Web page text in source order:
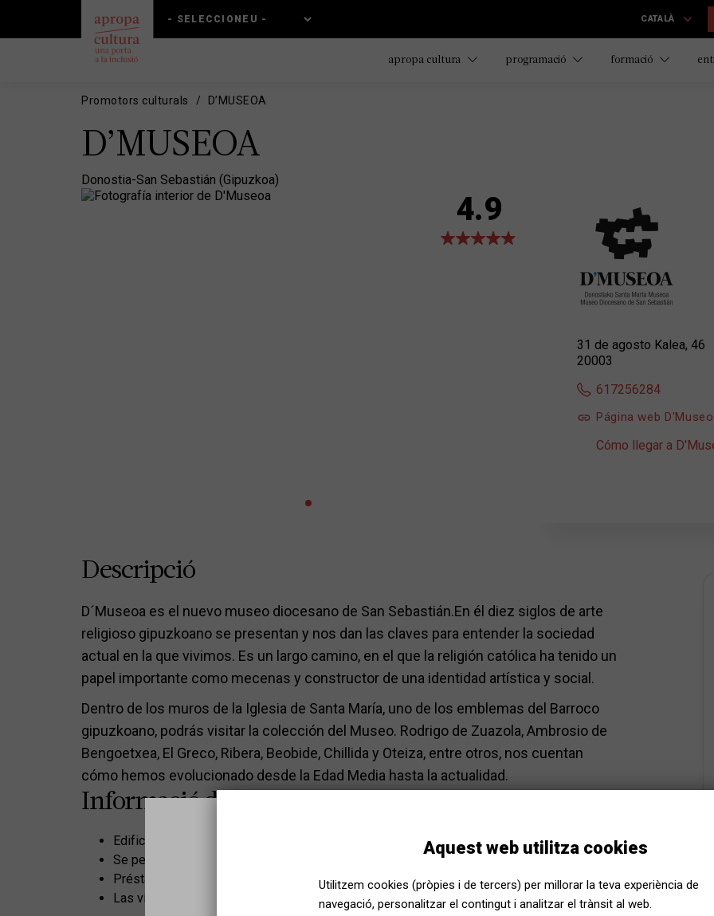
contingut
main
CATALÀ
apropa cultura programació formació
Promotors culturals D’MUSEOA
D’MUSEOA
Donostia-San Sebastián (Gipuzkoa)
4.9
31 de agosto Kalea, 46
20003
617256284
Página web
Cómo llegar a
Descripció
D´Museoa es el nuevo museo diocesano de San Sebastián.En él diez siglos de arte
religioso gipuzkoano se presentan y nos dan las claves para entender la sociedad
actual en la que vivimos. Es un largo camino, en el que la religión católica ha tenido un
papel importante como mecenas y constructor de una identidad artística y social.
Dentro de los muros de la Iglesia de Santa María, uno de los emblemas del Barroco
gipuzkoano, podrás visitar la colección del Museo. Rodrigo de Zuazola, Ambrosio de
Bengoetxea, El Greco, Ribera, Beobide, Chillida y Oteiza, entre otros, nos cuentan
cómo hemos evolucionado desde la Edad Media hasta la actualidad.
Informació d'accessibilitat
Edificio adaptado para personas con movilidad reducida.
Se permite la entrada de perros de asistencia.
Préstamo de sillas de ruedas en el mostrador de recepción.
Las visitas se adaptan a las necesidades de cada grupo.
Aquest web utilitza cookies
Utilitzem cookies (pròpies i de tercers) per millorar la teva experiència de
navegació, personalitzar el contingut i analitzar el trànsit al web.